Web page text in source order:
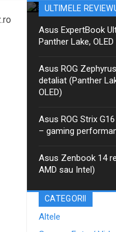
ULTIMELE
Aceasta este
actualizată 2026
PX13. Am discutat
anterior, iar între timp
Asus ExpertBook
Panther Lake,
Asus ROG
detaliat (Panther
OLED)
Asus ROG Strix
– gaming
Asus Zenbook 14
AMD sau Intel)
CATEGORII
Altele